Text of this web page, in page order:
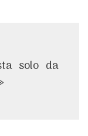
solo da